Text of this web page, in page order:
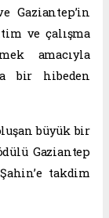
Gaziantep’in
ve çalışma
amacıyla
bir hibeden
büyük bir
Gaziantep
takdim